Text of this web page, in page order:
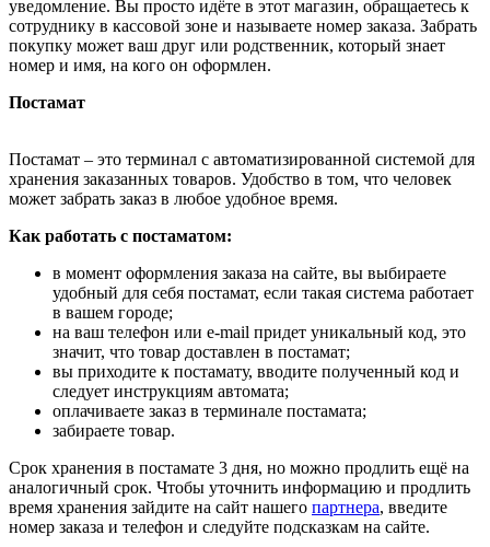
уведомление. Вы просто идёте в этот магазин, обращаетесь к
сотруднику в кассовой зоне и называете номер заказа. Забрать
покупку может ваш друг или родственник, который знает
номер и имя, на кого он оформлен.
Постамат
Постамат – это терминал с автоматизированной системой для
хранения заказанных товаров. Удобство в том, что человек
может забрать заказ в любое удобное время.
Как работать с постаматом:
в момент оформления заказа на сайте, вы выбираете
удобный для себя постамат, если такая система работает
в вашем городе;
на ваш телефон или e-mail придет уникальный код, это
значит, что товар доставлен в постамат;
вы приходите к постамату, вводите полученный код и
следует инструкциям автомата;
оплачиваете заказ в терминале постамата;
забираете товар.
Срок хранения в постамате 3 дня, но можно продлить ещё на
аналогичный срок. Чтобы уточнить информацию и продлить
время хранения зайдите на сайт нашего партнера, введите
номер заказа и телефон и следуйте подсказкам на сайте.